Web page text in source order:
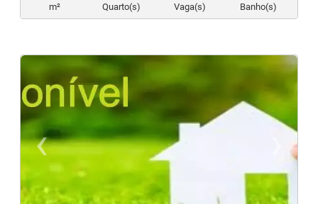
m² Quarto(s) Vaga(s) Banho(s)
‹
Previous
›